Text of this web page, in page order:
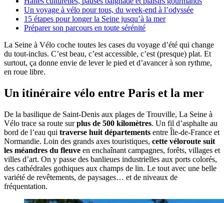
Un voyage à vélo pour tous, du week-end à l’odyssée
15 étapes pour longer la Seine jusqu’à la mer
Préparer son parcours en toute sérénité
La Seine à Vélo coche toutes les cases du voyage d’été qui change
du tout-inclus. C’est beau, c’est accessible, c’est (presque) plat. Et
surtout, ça donne envie de lever le pied et d’avancer à son rythme,
en roue libre.
Un itinéraire vélo entre Paris et la mer
De la basilique de Saint-Denis aux plages de Trouville, La Seine à
Vélo trace sa route surplus de 500 kilomètres. Un fil d’asphalte au
bord de l’eau qui traverse huit départements entre Île-de-France et
Normandie. Loin des grands axes touristiques, cette véloroute suit
les méandres du fleuve en enchaînant campagnes, forêts, villages et
villes d’art. On y passe des banlieues industrielles aux ports colorés,
des cathédrales gothiques aux champs de lin. Le tout avec une belle
variété de revêtements, de paysages… et de niveaux de
fréquentation.